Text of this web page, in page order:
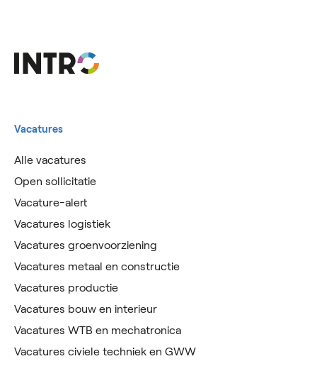
Vacatures
Alle vacatures
Open sollicitatie
Vacature-alert
Vacatures logistiek
Vacatures groenvoorziening
Vacatures metaal en constructie
Vacatures productie
Vacatures bouw en interieur
Vacatures WTB en mechatronica
Vacatures civiele techniek en GWW